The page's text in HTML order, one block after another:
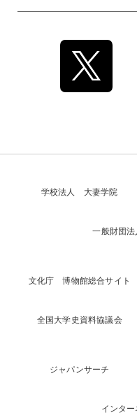
学校法人 大妻学院
一般財団
文化庁 博物館総合サイト
全国大学史資料協議会
ジャパンサーチ
インタ